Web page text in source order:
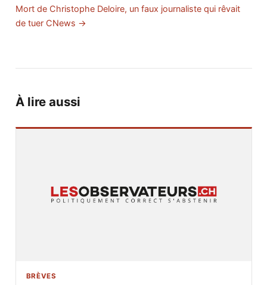
Mort de Christophe Deloire, un faux journaliste qui rêvait
de tuer CNews →
À lire aussi
BRÈVES